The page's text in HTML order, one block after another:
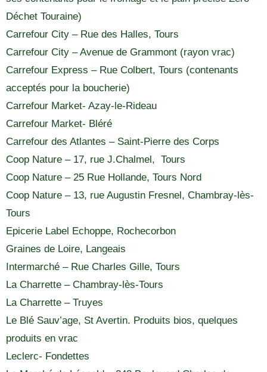
Déchet Touraine)
Carrefour City – Rue des Halles, Tours
Carrefour City – Avenue de Grammont (rayon vrac)
Carrefour Express – Rue Colbert, Tours (contenants
acceptés pour la boucherie)
Carrefour Market- Azay-le-Rideau
Carrefour Market- Bléré
Carrefour des Atlantes – Saint-Pierre des Corps
Coop Nature – 17, rue J.Chalmel, Tours
Coop Nature – 25 Rue Hollande, Tours Nord
Coop Nature – 13, rue Augustin Fresnel, Chambray-lès-
Tours
Epicerie Label Echoppe, Rochecorbon
Graines de Loire, Langeais
Intermarché – Rue Charles Gille, Tours
La Charrette – Chambray-lès-Tours
La Charrette – Truyes
Le Blé Sauv’age, St Avertin. Produits bios, quelques
produits en vrac
Leclerc- Fondettes